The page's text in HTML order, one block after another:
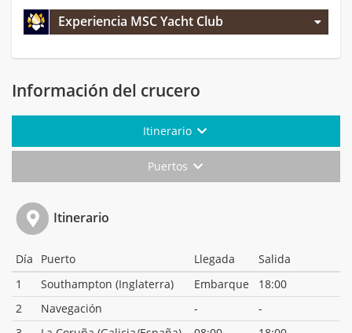
Experiencia MSC Yacht Club
Información del crucero
Itinerario
Puertos
Itinerario
Día Puerto Llegada
Salida
1
Southampton (Inglaterra) Embarque
18:00
2
Navegación -
-